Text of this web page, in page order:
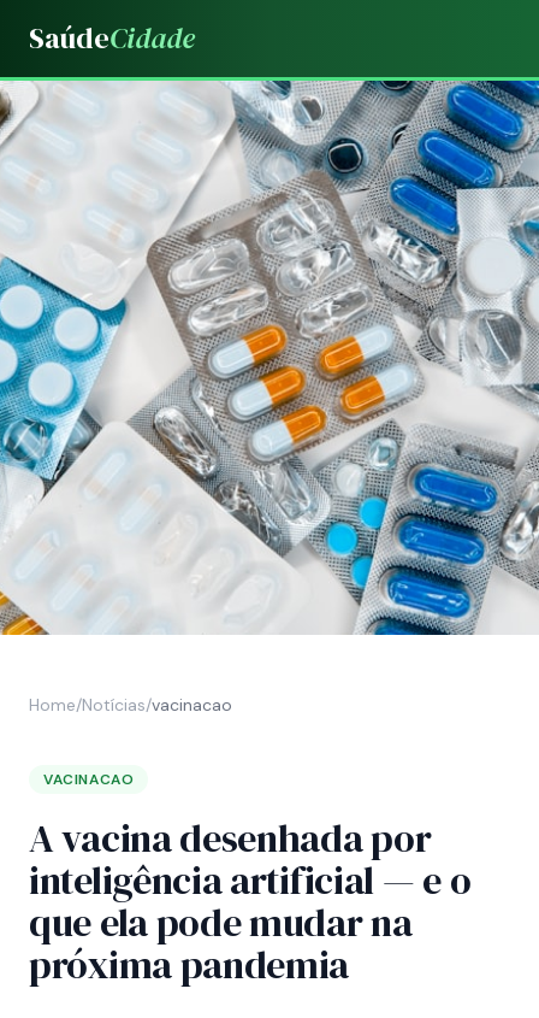
SaúdeCidade
Home/Notícias/vacinacao
VACINACAO
A vacina desenhada por
inteligência artificial — e o
que ela pode mudar na
próxima pandemia